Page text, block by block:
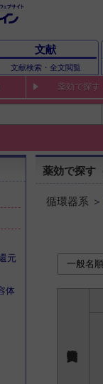
文献
文献検索・全文閲覧
薬効で探す
元
体
薬効で探す
循環器系 ＞